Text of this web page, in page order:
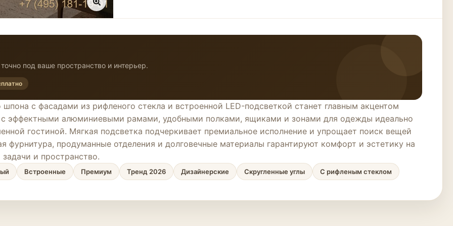
под ваше пространство и интерьер.
с фасадами из рифленого стекла и встроенной LED-подсветкой станет главным акцентом
с эффектными алюминиевыми рамами, удобными полками, ящиками и зонами для одежды идеально
гостиной. Мягкая подсветка подчеркивает премиальное исполнение и упрощает поиск вещей
фурнитура, продуманные отделения и долговечные материалы гарантируют комфорт и эстетику на
и пространство.
Встроенные Премиум Тренд 2026 Дизайнерские Скругленные углы С рифленым стеклом